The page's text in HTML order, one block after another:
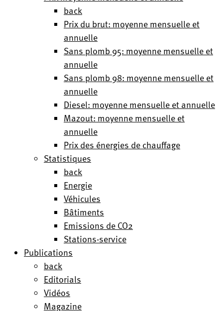
back
Prix du brut: moyenne mensuelle et
annuelle
Sans plomb 95: moyenne mensuelle et
annuelle
Sans plomb 98: moyenne mensuelle et
annuelle
Diesel: moyenne mensuelle et annuelle
Mazout: moyenne mensuelle et
annuelle
Prix des énergies de chauffage
Statistiques
back
Energie
Véhicules
Bâtiments
Emissions de CO2
Stations-service
Publications
back
Editorials
Vidéos
Magazine